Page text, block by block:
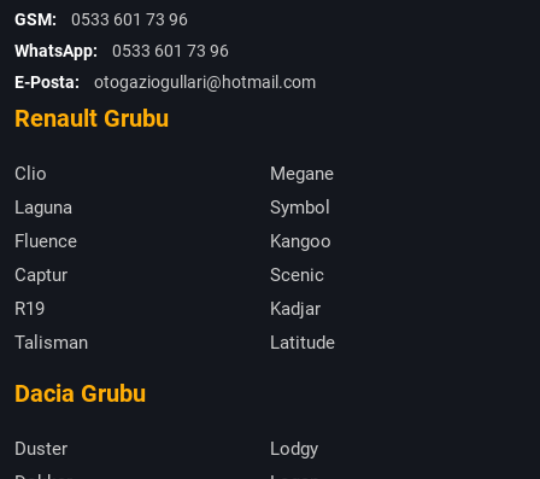
GSM:
0533 601 73 96
WhatsApp:
0533 601 73 96
E-Posta:
otogaziogullari@hotmail.com
Renault Grubu
Clio
Megane
Laguna
Symbol
Fluence
Kangoo
Captur
Scenic
R19
Kadjar
Talisman
Latitude
Dacia Grubu
Duster
Lodgy